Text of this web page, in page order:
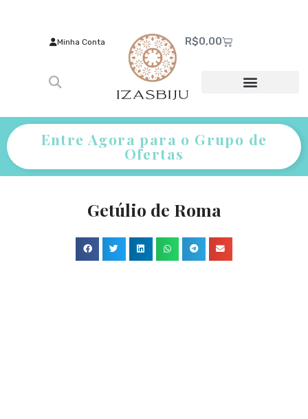
Minha Conta R$0,00
Entre Agora para o Grupo de
Ofertas
Getúlio de Roma